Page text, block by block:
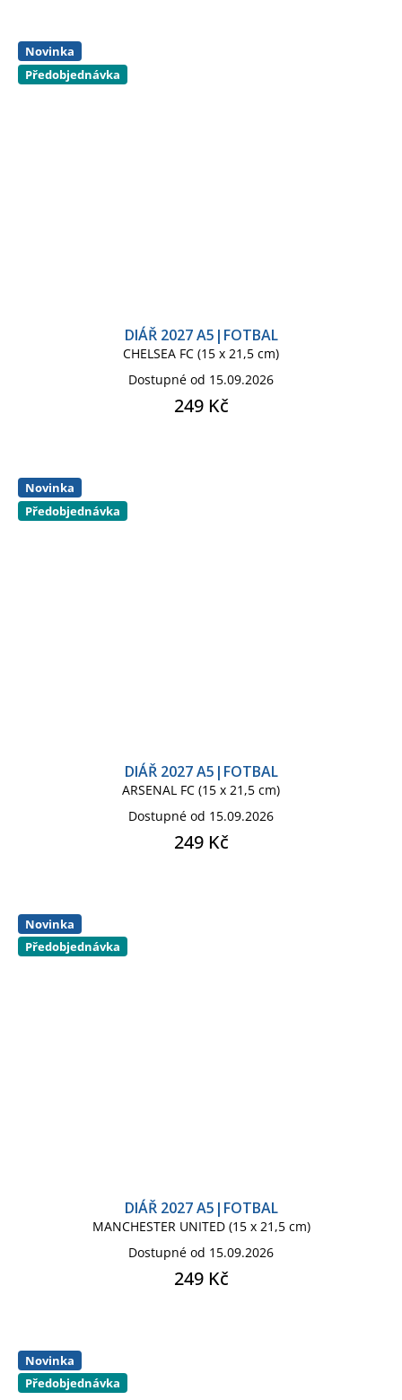
Novinka
Předobjednávka
DIÁŘ 2027 A5|FOTBAL
CHELSEA FC (15 x 21,5 cm)
Dostupné od 15.09.2026
249 Kč
Novinka
Předobjednávka
DIÁŘ 2027 A5|FOTBAL
ARSENAL FC (15 x 21,5 cm)
Dostupné od 15.09.2026
249 Kč
Novinka
Předobjednávka
DIÁŘ 2027 A5|FOTBAL
MANCHESTER UNITED (15 x 21,5 cm)
Dostupné od 15.09.2026
249 Kč
Novinka
Předobjednávka